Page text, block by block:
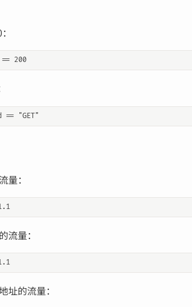
量：
流量：
址的流量：